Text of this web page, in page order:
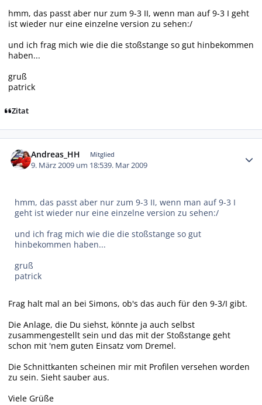
hmm, das passt aber nur zum 9-3 II, wenn man auf 9-3 I geht
ist wieder nur eine einzelne version zu sehen:/
und ich frag mich wie die die stoßstange so gut hinbekommen
haben...
gruß
patrick
Zitat
Andreas_HH Mitglied
9. März 2009 um 18:539. Mar 2009
hmm, das passt aber nur zum 9-3 II, wenn man auf 9-3 I
geht ist wieder nur eine einzelne version zu sehen:/
und ich frag mich wie die die stoßstange so gut
hinbekommen haben...
gruß
patrick
Frag halt mal an bei Simons, ob's das auch für den 9-3/I gibt.
Die Anlage, die Du siehst, könnte ja auch selbst
zusammengestellt sein und das mit der Stoßstange geht
schon mit 'nem guten Einsatz vom Dremel.
Die Schnittkanten scheinen mir mit Profilen versehen worden
zu sein. Sieht sauber aus.
Viele Grüße